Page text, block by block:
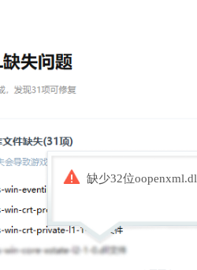
缺少32位